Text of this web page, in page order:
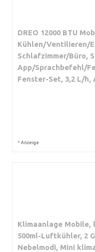
DREO 12000 BTU
Kühlen/Ventilieren/
Schlafzimmer/Büro,
App/Sprachbefehl/
Fenster-Set, 3,2 L/h,
* Anzeige
Klimaanlage Mobile,
500ml-Luftkühler, 2
Nebelmodi, Mini